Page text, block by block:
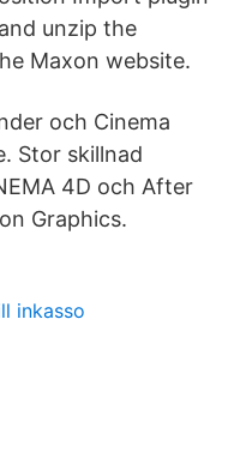
unzip the
Maxon website.
och Cinema
Stor skillnad
4D och After
Graphics.
inkasso